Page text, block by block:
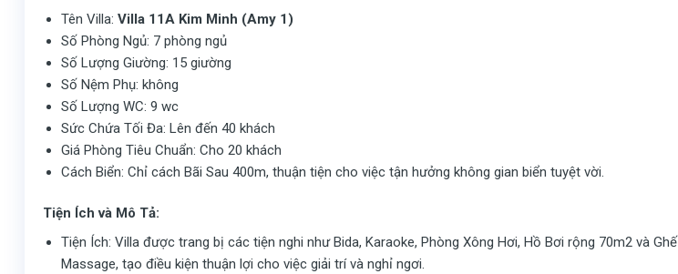
Tên Villa: Villa 11A Kim Minh (Amy 1)
Số Phòng Ngủ: 7 phòng ngủ
Số Lượng Giường: 15 giường
Số Nệm Phụ: không
Số Lượng WC: 9 wc
Sức Chứa Tối Đa: Lên đến 40 khách
Giá Phòng Tiêu Chuẩn: Cho 20 khách
Cách Biển: Chỉ cách Bãi Sau 400m, thuận tiện cho việc tận hưởng không gian biển tuyệt vời.
Tiện Ích và Mô Tả:
Tiện Ích: Villa được trang bị các tiện nghi như Bida, Karaoke, Phòng Xông Hơi, Hồ Bơi rộng 70m2 và Ghế
Massage, tạo điều kiện thuận lợi cho việc giải trí và nghỉ ngơi.